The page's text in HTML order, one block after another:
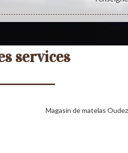
services
Magasin de matelas